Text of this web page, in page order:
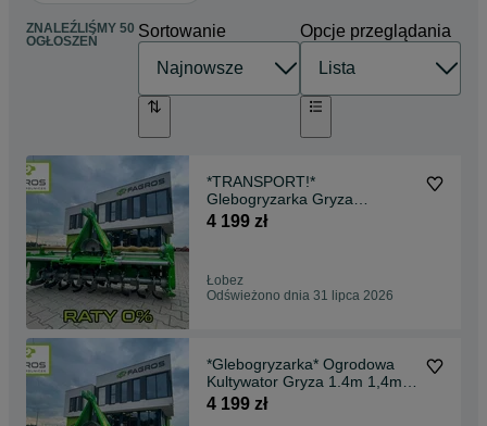
ZNALEŹLIŚMY 50
OGŁOSZEŃ
Sortowanie Opcje przeglądania
*TRANSPORT!*
Glebogryzarka Gryza
OGRODOWA 1.2 1.4 1.6 1.8
4 199 zł
Łobez
Odświeżono dnia 31 lipca 2026
*Glebogryzarka* Ogrodowa
Kultywator Gryza 1.4m 1,4m
do gleby strumyk
4 199 zł